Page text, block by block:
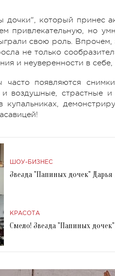
дочки", который принес
привлекательную, но
свою роль. Впрочем,
не только
и неуверенности в
часто появляются
воздушные, страстные и
купальниках,
ШОУ-БИЗНЕС
Звезда "Папиных дочек" Дарья
КРАСОТА
Смело! Звезда "Папиных